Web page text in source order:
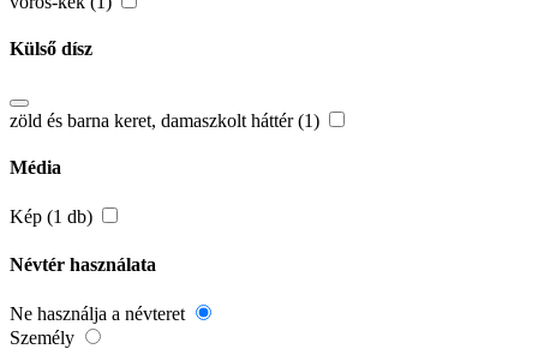
Külső dísz
zöld és barna keret, damaszkolt háttér (1)
Média
Kép (1 db)
Névtér használata
Ne használja a névteret
Személy